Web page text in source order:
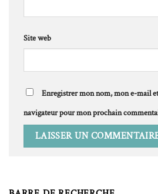
Site web
Enregistrer mon nom, mon e-mail
navigateur pour mon prochain